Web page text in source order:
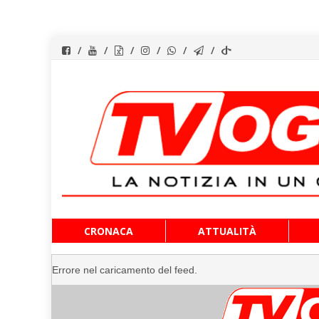
al
contenuto
CRONACA ATTUALITÀ
Errore nel caricamento del feed.